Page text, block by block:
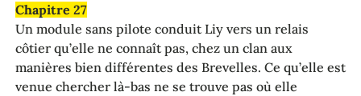
Chapitre 27
Un module sans pilote conduit Liy vers un relais
côtier qu’elle ne connaît pas, chez un clan aux
manières bien différentes des Brevelles. Ce qu’elle est
venue chercher là-bas ne se trouve pas où elle